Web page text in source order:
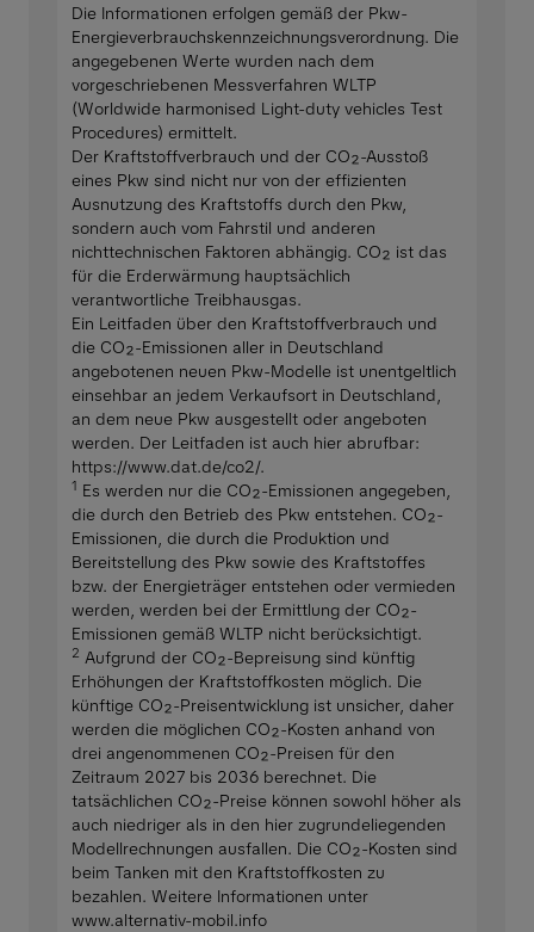
Die Informationen erfolgen gemäß der Pkw-
Energieverbrauchskennzeichnungsverordnung. Die
angegebenen Werte wurden nach dem
vorgeschriebenen Messverfahren WLTP
(Worldwide harmonised Light-duty vehicles Test
Procedures) ermittelt.
Der Kraftstoffverbrauch und der CO₂-Ausstoß
eines Pkw sind nicht nur von der effizienten
Ausnutzung des Kraftstoffs durch den Pkw,
sondern auch vom Fahrstil und anderen
nichttechnischen Faktoren abhängig. CO₂ ist das
für die Erderwärmung hauptsächlich
verantwortliche Treibhausgas.
Ein Leitfaden über den Kraftstoffverbrauch und
die CO₂-Emissionen aller in Deutschland
angebotenen neuen Pkw-Modelle ist unentgeltlich
einsehbar an jedem Verkaufsort in Deutschland,
an dem neue Pkw ausgestellt oder angeboten
werden. Der Leitfaden ist auch hier abrufbar:
https://www.dat.de/co2/.
1 Es werden nur die CO₂-Emissionen angegeben,
die durch den Betrieb des Pkw entstehen. CO₂-
Emissionen, die durch die Produktion und
Bereitstellung des Pkw sowie des Kraftstoffes
bzw. der Energieträger entstehen oder vermieden
werden, werden bei der Ermittlung der CO₂-
Emissionen gemäß WLTP nicht berücksichtigt.
2 Aufgrund der CO₂-Bepreisung sind künftig
Erhöhungen der Kraftstoffkosten möglich. Die
künftige CO₂-Preisentwicklung ist unsicher, daher
werden die möglichen CO₂-Kosten anhand von
drei angenommenen CO₂-Preisen für den
Zeitraum 2027 bis 2036 berechnet. Die
tatsächlichen CO₂-Preise können sowohl höher als
auch niedriger als in den hier zugrundeliegenden
Modellrechnungen ausfallen. Die CO₂-Kosten sind
beim Tanken mit den Kraftstoffkosten zu
bezahlen. Weitere Informationen unter
www.alternativ-mobil.info